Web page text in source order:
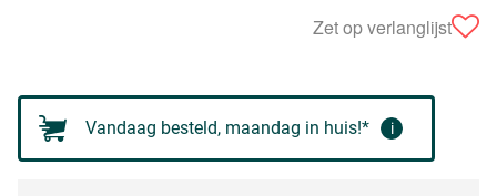
Zet op verlanglijst
Vandaag besteld, maandag in huis!* i